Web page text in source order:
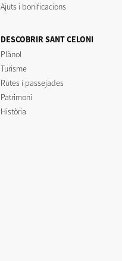
Ajuts i bonificacions
DESCOBRIR SANT CELONI
Plànol
Turisme
Rutes i passejades
Patrimoni
Història